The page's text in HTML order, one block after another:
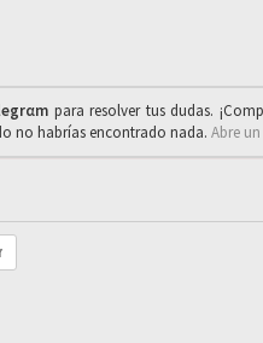
para resolver tus dudas.
no habrías encontrado nada. Abre